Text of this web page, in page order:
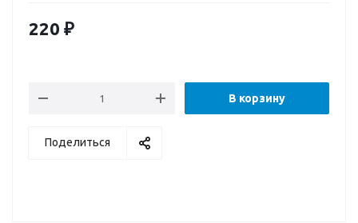
220 ₽
В корзину
Поделиться